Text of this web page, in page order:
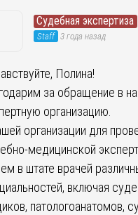
Судебная экспертиза
Staff 3 года назад
Полина!
за обращение в
организацию.
организации для
медицинской
в штате врачей
включая
патологоанатомов,